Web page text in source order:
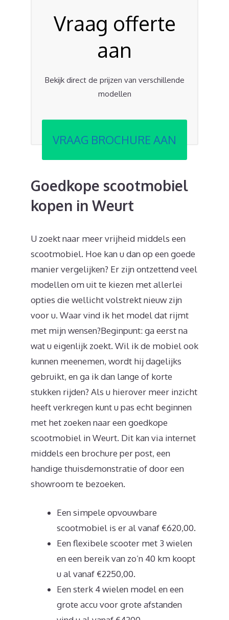
Vraag offerte
aan
Bekijk direct de prijzen van verschillende
modellen
VRAAG BROCHURE AAN
Goedkope scootmobiel
kopen in Weurt
U zoekt naar meer vrijheid middels een
scootmobiel. Hoe kan u dan op een goede
manier vergelijken? Er zijn ontzettend veel
modellen om uit te kiezen met allerlei
opties die wellicht volstrekt nieuw zijn
voor u. Waar vind ik het model dat rijmt
met mijn wensen?Beginpunt: ga eerst na
wat u eigenlijk zoekt. Wil ik de mobiel ook
kunnen meenemen, wordt hij dagelijks
gebruikt, en ga ik dan lange of korte
stukken rijden? Als u hierover meer inzicht
heeft verkregen kunt u pas echt beginnen
met het zoeken naar een goedkope
scootmobiel in Weurt. Dit kan via internet
middels een brochure per post, een
handige thuisdemonstratie of door een
showroom te bezoeken.
Een simpele opvouwbare
scootmobiel is er al vanaf €620,00.
Een flexibele scooter met 3 wielen
en een bereik van zo’n 40 km koopt
u al vanaf €2250,00.
Een sterk 4 wielen model en een
grote accu voor grote afstanden